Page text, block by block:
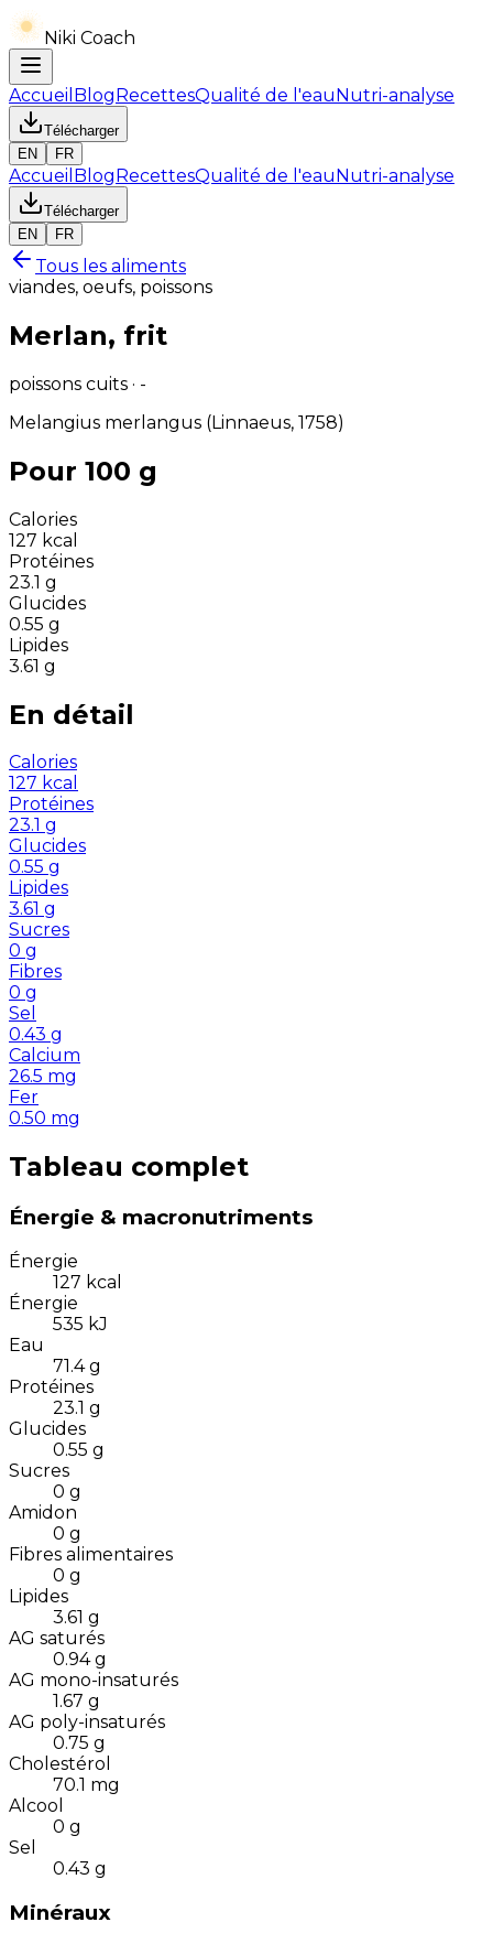
Niki Coach
Accueil BlogRecettesQualité de l'eauNutri-analyse
Télécharger
EN
FR
Accueil BlogRecettesQualité de l'eauNutri-analyse
Télécharger
EN
FR
Tous les aliments
viandes, oeufs, poissons
Merlan, frit
poissons cuits · -
Melangius merlangus (Linnaeus, 1758)
Pour 100 g
Calories
127 kcal
Protéines
23.1 g
Glucides
0.55 g
Lipides
3.61 g
En détail
Calories
127 kcal
Protéines
23.1 g
Glucides
0.55 g
Lipides
3.61 g
Sucres
0 g
Fibres
0 g
Sel
0.43 g
Calcium
26.5 mg
Fer
0.50 mg
Tableau complet
Énergie & macronutriments
Énergie
127 kcal
Énergie
535 kJ
Eau
71.4 g
Protéines
23.1 g
Glucides
0.55 g
Sucres
0 g
Amidon
0 g
Fibres alimentaires
0 g
Lipides
3.61 g
AG saturés
0.94 g
AG mono-insaturés
1.67 g
AG poly-insaturés
0.75 g
Cholestérol
70.1 mg
Alcool
0 g
Sel
0.43 g
Minéraux